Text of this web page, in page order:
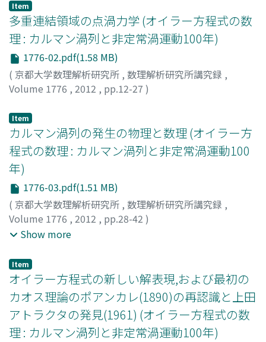
Item
多重連結領域の点渦力学 (オイラー方程式の数
理 : カルマン渦列と非定常渦運動100年)
1776-02.pdf(1.58 MB)
( 京都大学数理解析研究所 , 数理解析研究所講究録 ,
Volume 1776 , 2012 , pp.12-27 )
Item
カルマン渦列の発生の物理と数理 (オイラー方
程式の数理 : カルマン渦列と非定常渦運動100
年)
1776-03.pdf(1.51 MB)
( 京都大学数理解析研究所 , 数理解析研究所講究録 ,
Volume 1776 , 2012 , pp.28-42 )
武本, 幸生;大橋, 俊介
Jiro;タケモト, ユキオ
ロシ; ミズシマ, ジロウ
Show more
Item
オイラー方程式の新しい解表現,および最初の
カオス理論のポアンカレ(1890)の再認識と上田
アトラクタの発見(1961) (オイラー方程式の数
理 : カルマン渦列と非定常渦運動100年)